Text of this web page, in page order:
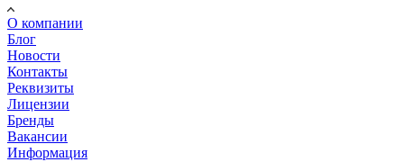
О компании
Блог
Новости
Контакты
Реквизиты
Лицензии
Бренды
Вакансии
Информация